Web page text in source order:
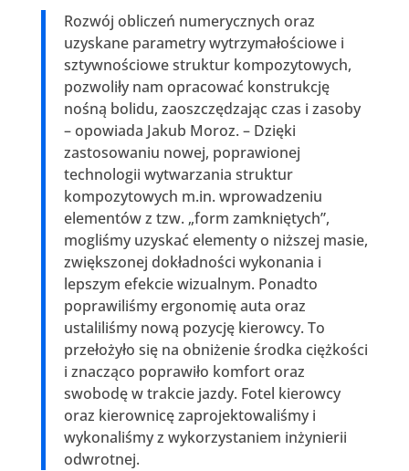
Rozwój obliczeń numerycznych oraz
uzyskane parametry wytrzymałościowe i
sztywnościowe struktur kompozytowych,
pozwoliły nam opracować konstrukcję
nośną bolidu, zaoszczędzając czas i zasoby
– opowiada Jakub Moroz. – Dzięki
zastosowaniu nowej, poprawionej
technologii wytwarzania struktur
kompozytowych m.in. wprowadzeniu
elementów z tzw. „form zamkniętych”,
mogliśmy uzyskać elementy o niższej masie,
zwiększonej dokładności wykonania i
lepszym efekcie wizualnym. Ponadto
poprawiliśmy ergonomię auta oraz
ustaliliśmy nową pozycję kierowcy. To
przełożyło się na obniżenie środka ciężkości
i znacząco poprawiło komfort oraz
swobodę w trakcie jazdy. Fotel kierowcy
oraz kierownicę zaprojektowaliśmy i
wykonaliśmy z wykorzystaniem inżynierii
odwrotnej.